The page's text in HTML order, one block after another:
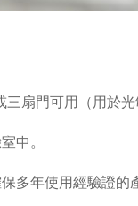
扇門可用（用於光
中。
多年使用經驗證的